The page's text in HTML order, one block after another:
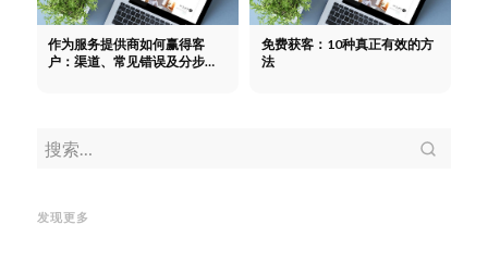
作为服务提供商如何赢得客
户：渠道、常见错误及分步指
免费获客：10种真正有效的方
法
发现更多
的应用宣传册：定义、作用及在